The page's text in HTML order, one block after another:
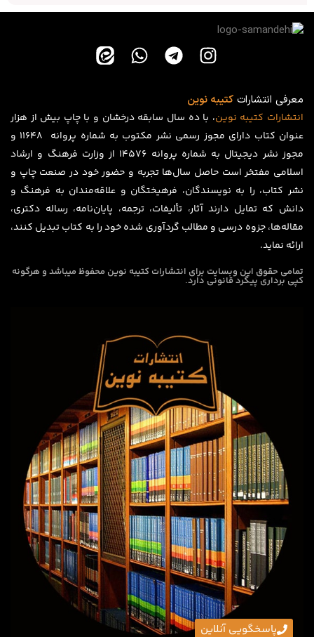
پاسخگویی آنلاین
معرفی انتشاراتکتیبه نوین
انتشارات کتیبه نوین، با ده سال سابقه درخشان و با چاپ بیش از هزار
عنوان کتاب دارای مجوز رسمی نشر مکتوب به شماره پروانه ۱۱۶۴۸ و
مجوز نشر دیجیتال به شماره پروانه 14576 از وزارت فرهنگ و ارشاد
اسلامی مفتخر است حاصل سال‌ها تجربه و حضور خود در صنعت چاپ و
نشر کتاب، را به نویسندگان، فرهیختگان و علاقه‌مندان به فرهنگ و
دانش که تمایل دارند آثار، تألیفات، ترجمه، پایان‌نامه، رساله دکتری،
مقاله‌ها، جزوه درسی و مطالب گردآوری شده خود را به کتاب تبدیل کنند،
ارائه نماید.
تمامی حقوق این وبسایت برای انتشارات کتیبه نوین محفوظ میباشد و هرگونه
کپی برداری پیگرد قانونی دارد.